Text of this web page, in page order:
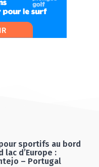
sportifs au bord
lac d’Europe :
– Portugal